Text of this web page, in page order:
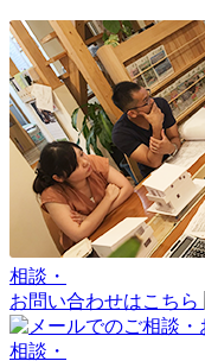
相談・
お問い合わせはこちら
相談・